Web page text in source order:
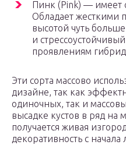
Пинк (Pink) — имеет
Обладает жесткими
высотой чуть
и
проявлениям
Эти сорта массово
дизайне, так как
одиночных, так и
высадке кустов в ряд на
получается живая
декоративность с